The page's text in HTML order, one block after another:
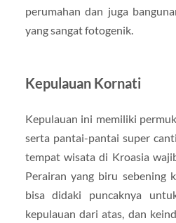
perumahan dan juga
yang sangat fotogenik.
Kepulauan Kornati
Kepulauan ini memiliki
serta pantai-pantai super
tempat wisata di Kroasia
Perairan yang biru sebening
bisa didaki puncaknya
kepulauan dari atas, dan